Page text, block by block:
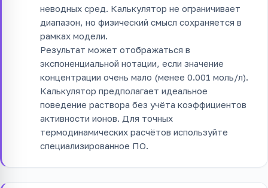
неводных сред. Калькулятор не ограничивает
диапазон, но физический смысл сохраняется в
рамках модели.
Результат может отображаться в
экспоненциальной нотации, если значение
концентрации очень мало (менее 0.001 моль/л).
Калькулятор предполагает идеальное
поведение раствора без учёта коэффициентов
активности ионов. Для точных
термодинамических расчётов используйте
специализированное ПО.